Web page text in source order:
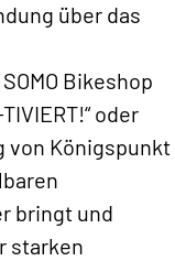
über das
Bikeshop
oder
von Königspunkt
bringt und
starken